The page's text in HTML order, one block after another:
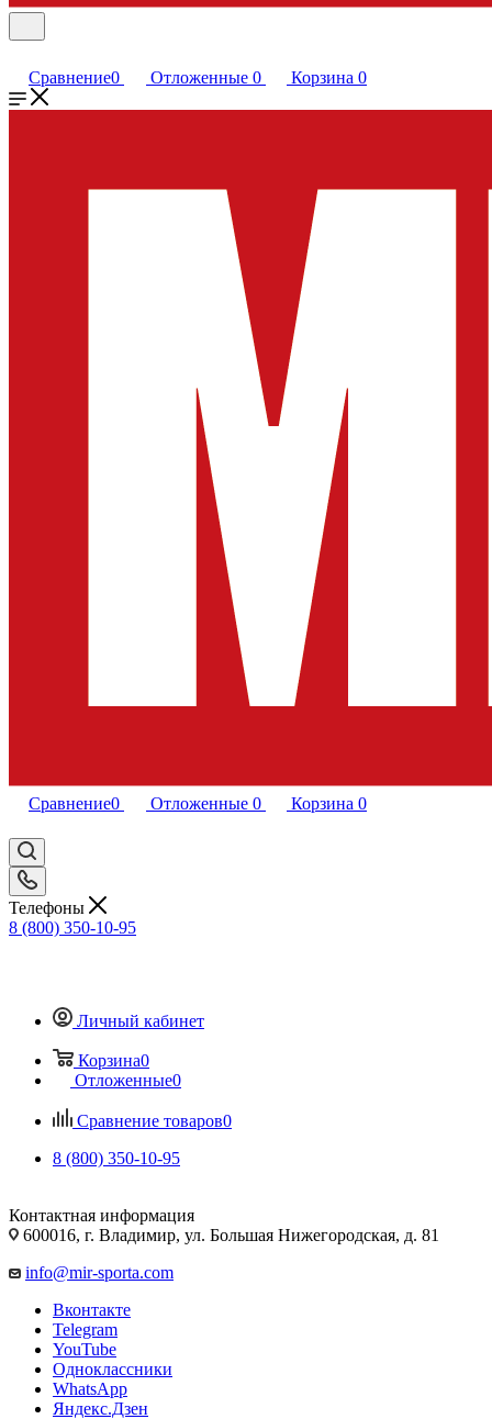
Сравнение0 Отложенные 0 Корзина 0
Сравнение0 Отложенные 0 Корзина 0
Телефоны
8 (800) 350-10-95
Личный кабинет
Корзина0
Отложенные0
Сравнение товаров0
8 (800) 350-10-95
Контактная информация
600016, г. Владимир, ул. Большая Нижегородская, д. 81
info@mir-sporta.com
Вконтакте
Telegram
YouTube
Одноклассники
WhatsApp
Яндекс.Дзен